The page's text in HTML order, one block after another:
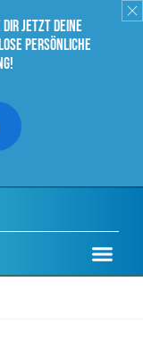
dir jetzt deine
persönliche